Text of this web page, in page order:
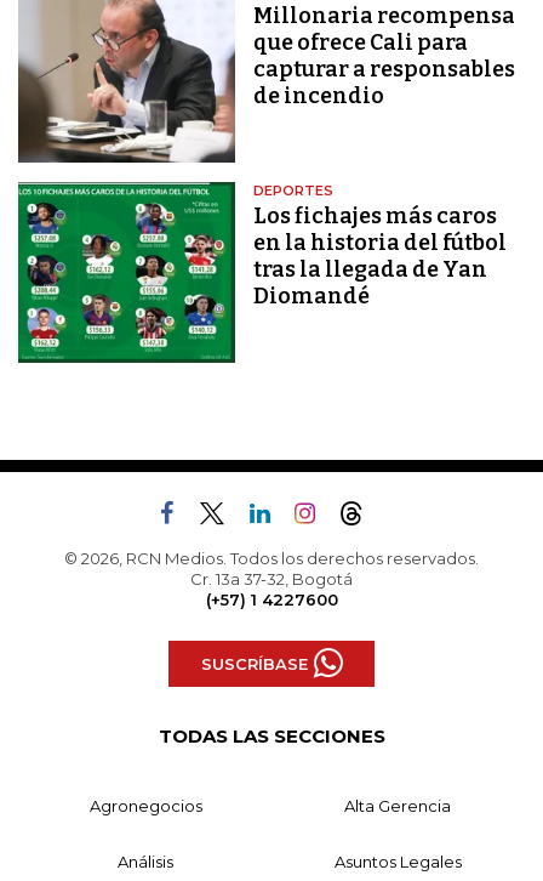
Millonaria recompensa
que ofrece Cali para
capturar a responsables
de incendio
DEPORTES
Los fichajes más caros
en la historia del fútbol
tras la llegada de Yan
Diomandé
© 2026, RCN Medios. Todos los derechos reservados.
Cr. 13a 37-32, Bogotá
(+57) 1 4227600
SUSCRÍBASE
TODAS LAS SECCIONES
Agronegocios Alta Gerencia
Análisis Asuntos Legales